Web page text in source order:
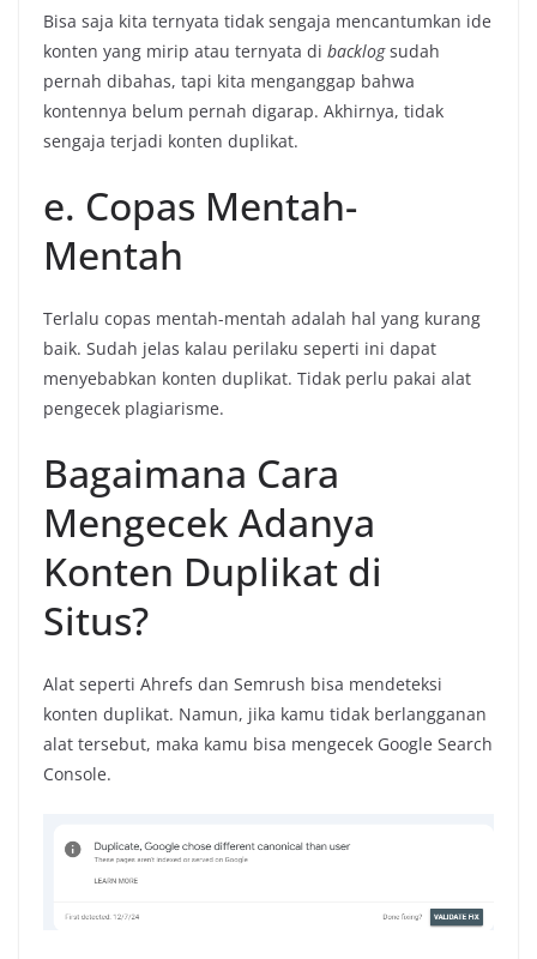
Bisa saja kita ternyata tidak sengaja mencantumkan ide
konten yang mirip atau ternyata di backlogsudah
pernah dibahas, tapi kita menganggap bahwa
kontennya belum pernah digarap. Akhirnya, tidak
sengaja terjadi konten duplikat.
e. Copas Mentah-
Mentah
Terlalu copas mentah-mentah adalah hal yang kurang
baik. Sudah jelas kalau perilaku seperti ini dapat
menyebabkan konten duplikat. Tidak perlu pakai alat
pengecek plagiarisme.
Bagaimana Cara
Mengecek Adanya
Konten Duplikat di
Situs?
Alat seperti Ahrefs dan Semrush bisa mendeteksi
konten duplikat. Namun, jika kamu tidak berlangganan
alat tersebut, maka kamu bisa mengecek Google Search
Console.